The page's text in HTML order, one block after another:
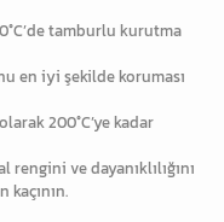
tamburlu kurutma
en iyi şekilde koruması
200°C’ye kadar
rengini ve dayanıklılığını
kaçının.